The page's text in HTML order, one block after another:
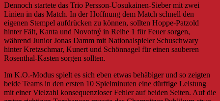
Dennoch startete das Trio Persson-Uosukainen-Sieber mit zwei
Linien in das Match. In der Hoffnung dem Match schnell den
eigenen Stempel aufdrücken zu können, sollten Hoppe-Patzold
hinter Fält, Kanta und Novotný in Reihe 1 für Feuer sorgen,
während Junior Jonas Damm mit Nationalspieler Schuschwary
hinter Kretzschmar, Kunert und Schönnagel für einen sauberen
Rosenthal-Kasten sorgen sollten.
Im K.O.-Modus spielt es sich eben etwas behäbiger und so zeigten
beide Teams in den ersten 10 Spielminuten eine dürftige Leistung
mit einer Vielzahl konsequenzloser Fehler auf beiden Seiten. Auf die